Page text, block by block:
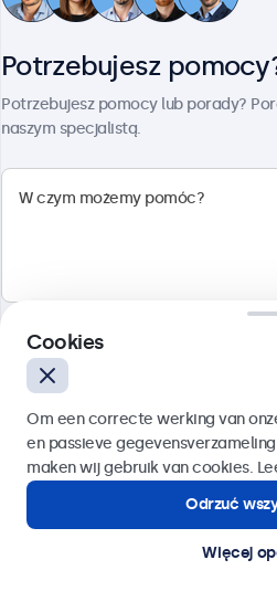
Obsługa
Polski
© 2026
Potrzebujesz
Potrzebujesz pomocy lub porady?
naszym specjalistą.
Wyślij
Lub zadzwoń pod
Potrzebujesz pomocy?
Kontakt ze specjalistą.
Cookies
Om een correcte werking van
en passieve
maken wij gebruik van cookies.
Odrzuć
Więcej